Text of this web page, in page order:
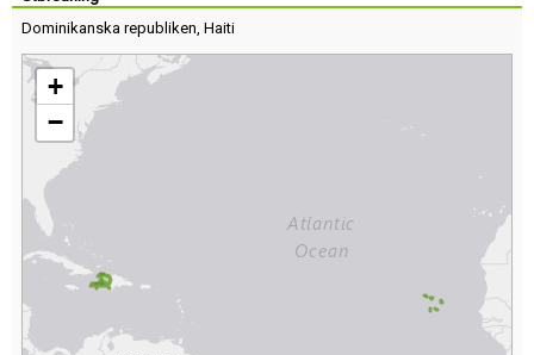
Dominikanska republiken, Haiti
+
−